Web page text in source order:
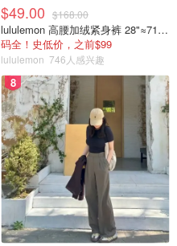
$49.00 $168.00
lululemon 高腰加绒紧身裤 28"≈71cm 5个口袋
码全！史低价，之前$99
lululemon 746人感兴趣
8